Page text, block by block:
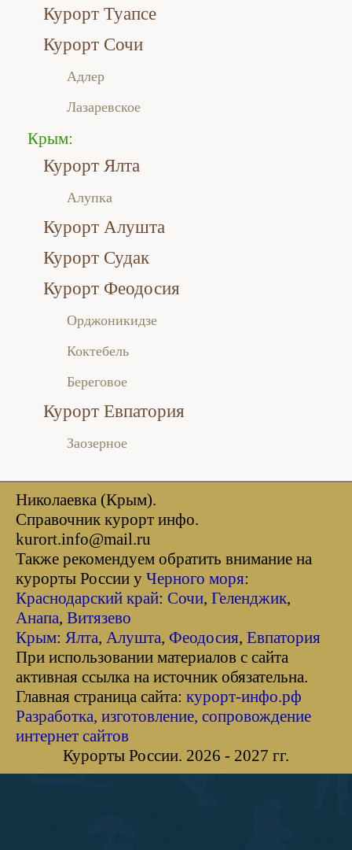
Курорт Туапсе
Курорт Сочи
Адлер
Лазаревское
Крым:
Курорт Ялта
Алупка
Курорт Алушта
Курорт Судак
Курорт Феодосия
Орджоникидзе
Коктебель
Береговое
Курорт Евпатория
Заозерное
Николаевка (Крым).
Справочник курорт инфо.
kurort.info@mail.ru
Также рекомендуем обратить внимание на
курорты России у Черного моря:
Краснодарский край: Сочи, Геленджик,
Анапа, Витязево
Крым: Ялта, Алушта, Феодосия, Евпатория
При использовании материалов с сайта
активная ссылка на источник обязательна.
Главная страница сайта: курорт-инфо.рф
Разработка, изготовление, сопровождение
интернет сайтов
Курорты России. 2026 - 2027 гг.